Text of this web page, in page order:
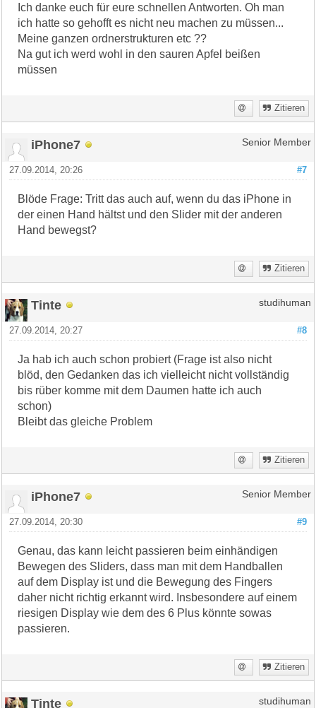
Ich danke euch für eure schnellen Antworten. Oh man
ich hatte so gehofft es nicht neu machen zu müssen...
Meine ganzen ordnerstrukturen etc ??
Na gut ich werd wohl in den sauren Apfel beißen
müssen
Zitieren
iPhone7 Senior Member
#7
27.09.2014, 20:26
Blöde Frage: Tritt das auch auf, wenn du das iPhone in
der einen Hand hältst und den Slider mit der anderen
Hand bewegst?
Zitieren
Tinte studihuman
#8
27.09.2014, 20:27
Ja hab ich auch schon probiert (Frage ist also nicht
blöd, den Gedanken das ich vielleicht nicht vollständig
bis rüber komme mit dem Daumen hatte ich auch
schon)
Bleibt das gleiche Problem
Zitieren
iPhone7 Senior Member
#9
27.09.2014, 20:30
Genau, das kann leicht passieren beim einhändigen
Bewegen des Sliders, dass man mit dem Handballen
auf dem Display ist und die Bewegung des Fingers
daher nicht richtig erkannt wird. Insbesondere auf einem
riesigen Display wie dem des 6 Plus könnte sowas
passieren.
Zitieren
Tinte studihuman